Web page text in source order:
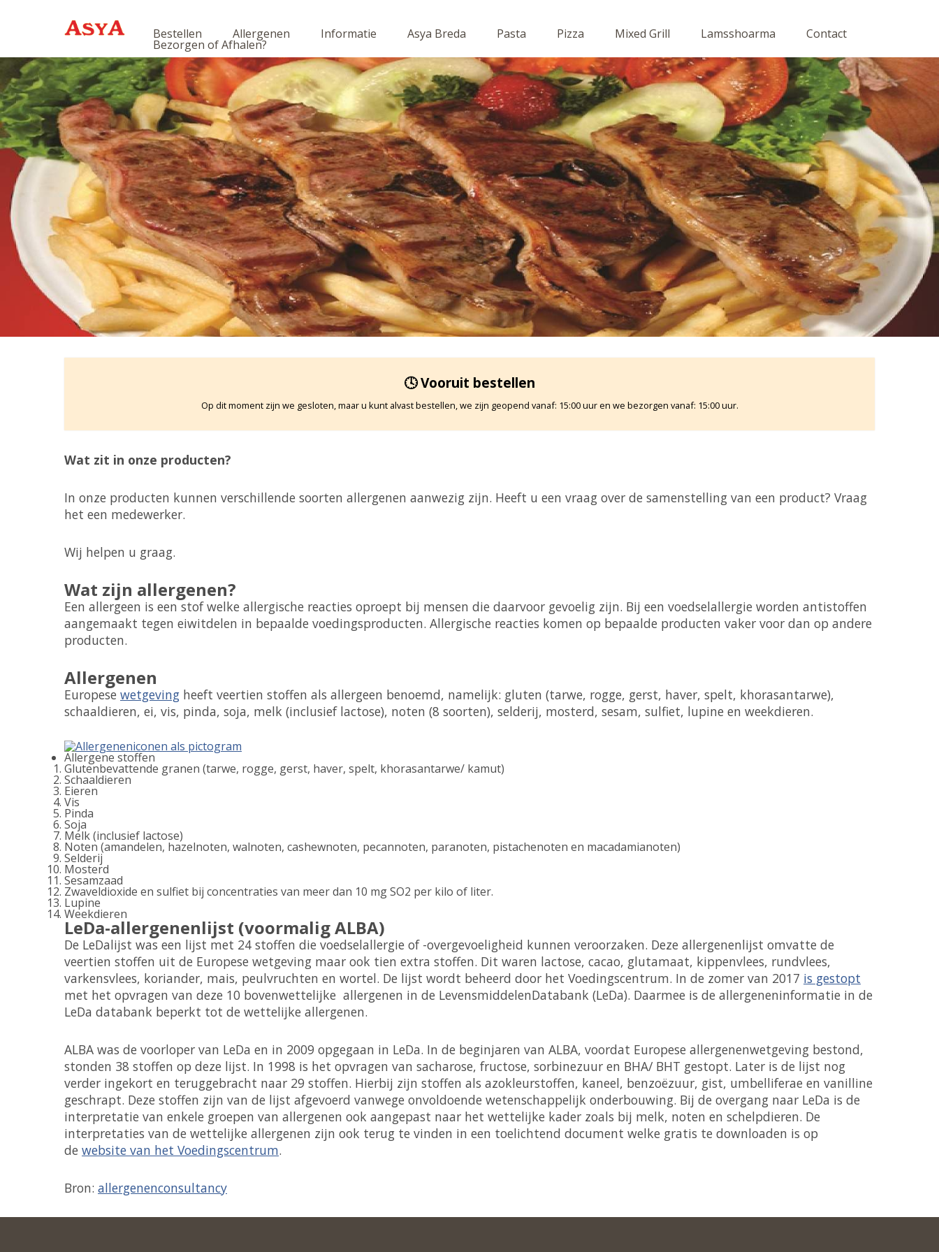
Bestellen Allergenen Informatie Asya Breda Pasta Pizza Mixed Grill Lamsshoarma Contact
Bezorgen of Afhalen?
🕓 Vooruit bestellen
Op dit moment zijn we gesloten, maar u kunt alvast bestellen, we zijn geopend vanaf: 15:00 uur en we bezorgen vanaf: 15:00 uur.
Wat zit in onze producten?
In onze producten kunnen verschillende soorten allergenen aanwezig zijn. Heeft u een vraag over de samenstelling van een product? Vraag
het een medewerker.
Wij helpen u graag.
Wat zijn allergenen?
Een allergeen is een stof welke allergische reacties oproept bij mensen die daarvoor gevoelig zijn. Bij een voedselallergie worden antistoffen
aangemaakt tegen eiwitdelen in bepaalde voedingsproducten. Allergische reacties komen op bepaalde producten vaker voor dan op andere
producten.
Allergenen
Europese wetgeving heeft veertien stoffen als allergeen benoemd, namelijk: gluten (tarwe, rogge, gerst, haver, spelt, khorasantarwe),
schaaldieren, ei, vis, pinda, soja, melk (inclusief lactose), noten (8 soorten), selderij, mosterd, sesam, sulfiet, lupine en weekdieren.
Allergene stoffen
Glutenbevattende granen (tarwe, rogge, gerst, haver, spelt, khorasantarwe/ kamut)
Schaaldieren
Eieren
Vis
Pinda
Soja
Melk (inclusief lactose)
Noten (amandelen, hazelnoten, walnoten, cashewnoten, pecannoten, paranoten, pistachenoten en macadamianoten)
Selderij
Mosterd
Sesamzaad
Zwaveldioxide en sulfiet bij concentraties van meer dan 10 mg SO2 per kilo of liter.
Lupine
Weekdieren
LeDa-allergenenlijst (voormalig ALBA)
De LeDalijst was een lijst met 24 stoffen die voedselallergie of -overgevoeligheid kunnen veroorzaken. Deze allergenenlijst omvatte de
veertien stoffen uit de Europese wetgeving maar ook tien extra stoffen. Dit waren lactose, cacao, glutamaat, kippenvlees, rundvlees,
varkensvlees, koriander, mais, peulvruchten en wortel. De lijst wordt beheerd door het Voedingscentrum. In de zomer van 2017 is gestopt
met het opvragen van deze 10 bovenwettelijke allergenen in de LevensmiddelenDatabank (LeDa). Daarmee is de allergeneninformatie in de
LeDa databank beperkt tot de wettelijke allergenen.
ALBA was de voorloper van LeDa en in 2009 opgegaan in LeDa. In de beginjaren van ALBA, voordat Europese allergenenwetgeving bestond,
stonden 38 stoffen op deze lijst. In 1998 is het opvragen van sacharose, fructose, sorbinezuur en BHA/ BHT gestopt. Later is de lijst nog
verder ingekort en teruggebracht naar 29 stoffen. Hierbij zijn stoffen als azokleurstoffen, kaneel, benzoëzuur, gist, umbelliferae en vanilline
geschrapt. Deze stoffen zijn van de lijst afgevoerd vanwege onvoldoende wetenschappelijk onderbouwing. Bij de overgang naar LeDa is de
interpretatie van enkele groepen van allergenen ook aangepast naar het wettelijke kader zoals bij melk, noten en schelpdieren. De
interpretaties van de wettelijke allergenen zijn ook terug te vinden in een toelichtend document welke gratis te downloaden is op
de website van het Voedingscentrum.
Bron: allergenenconsultancy